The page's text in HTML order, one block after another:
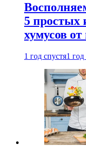
5 простых
хумусов
1 год спустя1 год